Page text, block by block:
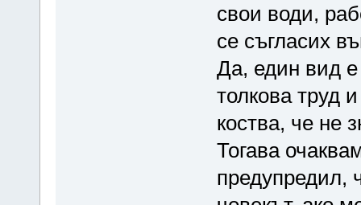
свои води,
се съгласих
Да, един вид е
толкова труд
коства, че не
Тогава
предупредил,